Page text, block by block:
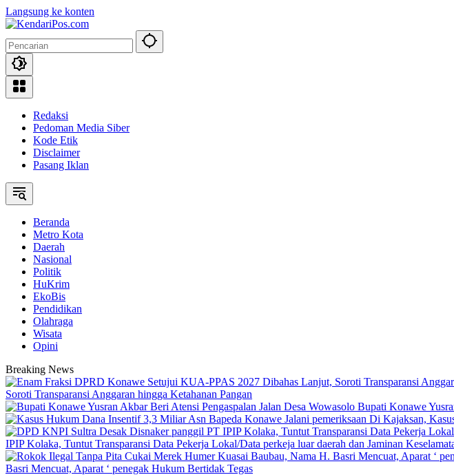
Langsung ke konten
Redaksi
Pedoman Media Siber
Kode Etik
Disclaimer
Pasang Iklan
Beranda
Metro Kota
Daerah
Nasional
Politik
HuKrim
EkoBis
Pendidikan
Olahraga
Wisata
Opini
Breaking News
Soroti Transparansi Anggaran hingga Ketahanan Pangan
Bupati Konawe
IPIP Kolaka, Tuntut Transparansi Data Pekerja Lokal/Data perkeja luar daerah dan Jaminan
Basri Mencuat, Aparat ‘ penegak Hukum Bertidak Tegas